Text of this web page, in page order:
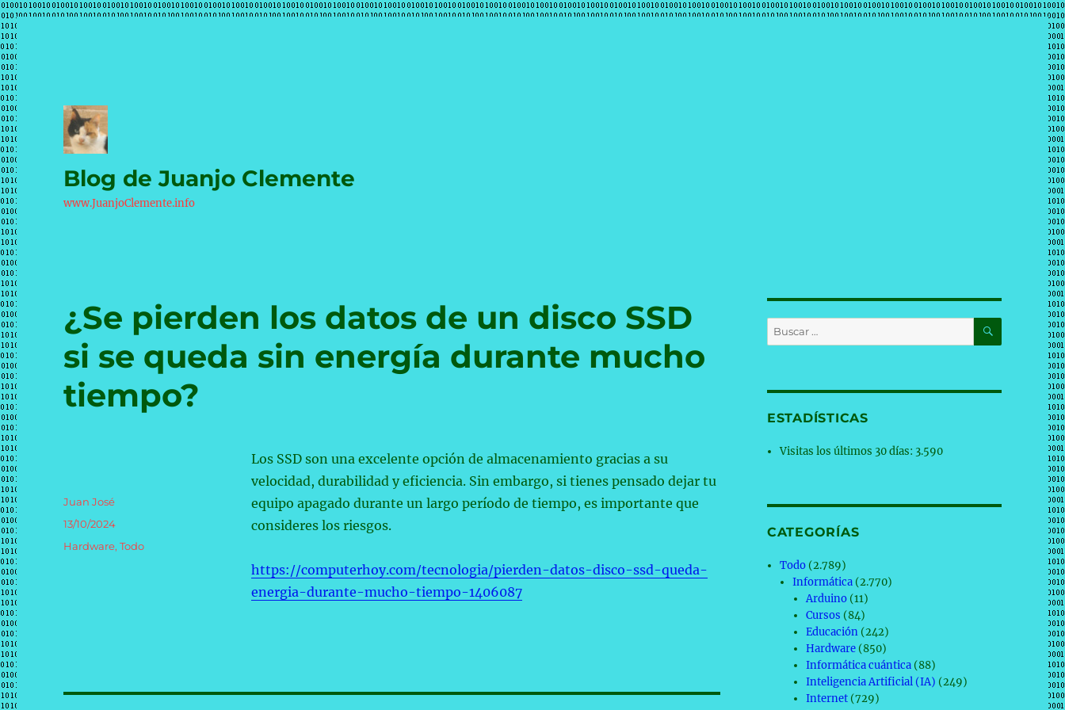
Blog de Juanjo Clemente
www.JuanjoClemente.info
¿Se pierden los datos de un disco SSD
si se queda sin energía durante mucho
tiempo?
Los SSD son una excelente opción de almacenamiento gracias a su
velocidad, durabilidad y eficiencia. Sin embargo, si tienes pensado dejar tu
equipo apagado durante un largo período de tiempo, es importante que
consideres los riesgos.
https://computerhoy.com/tecnologia/pierden-datos-disco-ssd-queda-
energia-durante-mucho-tiempo-1406087
Autor
Juan José
Publicado
13/10/2024
Categorías
Hardware,Todo
Buscar
por:
BUSCAR
ESTADÍSTICAS
Visitas los últimos 30 días: 3.590
CATEGORÍAS
Todo (2.789)
Informática (2.770)
Arduino(11)
Cursos (84)
Educación(242)
Hardware(850)
Informática cuántica(88)
Inteligencia Artificial (IA) (249)
Internet(729)